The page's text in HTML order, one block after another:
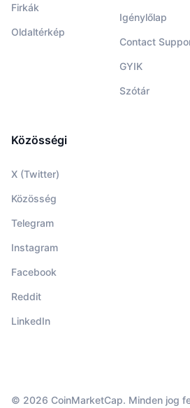
Firkák
Oldaltérkép
Igénylőlap
Contact
GYIK
Szótár
Közösségi
X (Twitter)
Közösség
Telegram
Instagram
Facebook
Reddit
LinkedIn
© 2026 CoinMarketCap. Minden jog